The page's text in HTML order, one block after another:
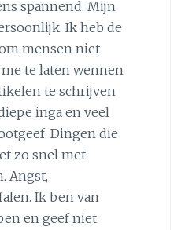
spannend. Mijn
Ik heb de
mensen niet
te laten wennen
te schrijven
inga en veel
Dingen die
zo snel met
Angst,
Ik ben van
en geef niet